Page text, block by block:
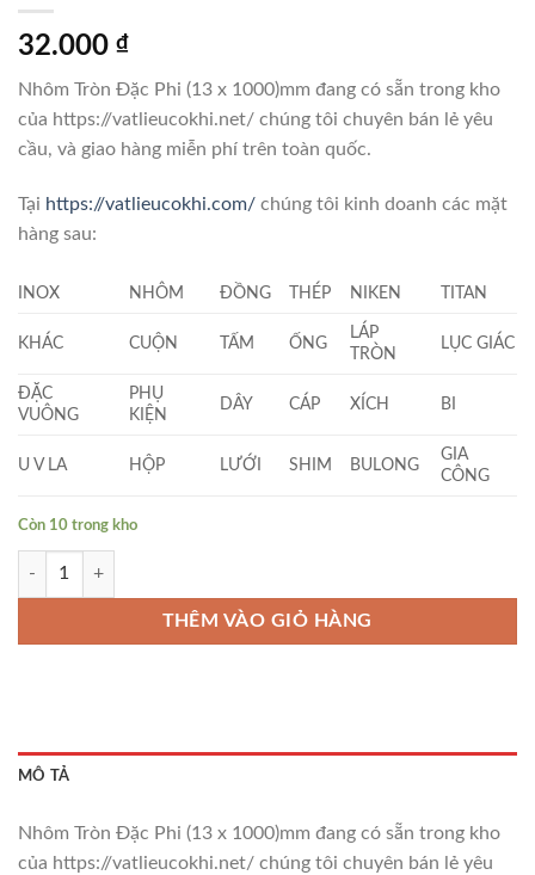
32.000 ₫
Nhôm Tròn Đặc Phi (13 x 1000)mm đang có sẵn trong kho
của https://vatlieucokhi.net/ chúng tôi chuyên bán lẻ yêu
cầu, và giao hàng miễn phí trên toàn quốc.
Tại https://vatlieucokhi.com/ chúng tôi kinh doanh các mặt
hàng sau:
INOX NHÔM ĐỒNG THÉP NIKEN TITAN
KHÁC CUỘN TẤM ỐNG
LÁP
TRÒN
LỤC GIÁC
ĐẶC
VUÔNG
PHỤ
KIỆN
DÂY CÁP XÍCH BI
U V LA HỘP LƯỚI SHIM BULONG
GIA
CÔNG
Còn 10 trong kho
Nhôm Tròn Đặc Phi (13 x 1000)mm số lượng
THÊM VÀO GIỎ HÀNG
MÔ TẢ
Nhôm Tròn Đặc Phi (13 x 1000)mm đang có sẵn trong kho
của https://vatlieucokhi.net/ chúng tôi chuyên bán lẻ yêu